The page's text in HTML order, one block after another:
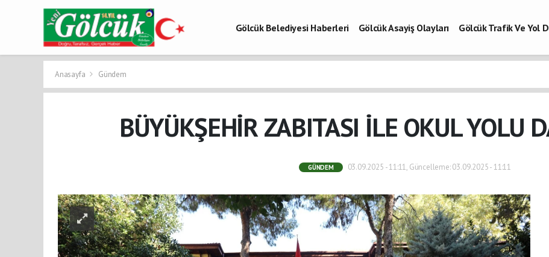
Gölcük Belediyesi Haberleri Gölcük Asayiş Olayları
Gölcük Trafik Ve Yol
Anasayfa Gündem
BÜYÜKŞEHİR ZABITASI İLE OKUL YOLU
GÜNDEM 03.09.2025 - 11:11, Güncelleme: 03.09.2025 - 11:11